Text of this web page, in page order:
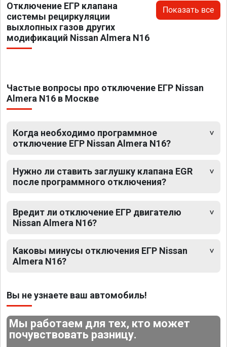
Отключение ЕГР клапана
системы рециркуляции
выхлопных газов других
модификаций Nissan Almera N16
Показать все
Частые вопросы про отключение ЕГР Nissan
Almera N16 в Москве
Когда необходимо программное
отключение ЕГР Nissan Almera N16?
Нужно ли ставить заглушку клапана EGR
после программного отключения?
Вредит ли отключение ЕГР двигателю
Nissan Almera N16?
Каковы минусы отключения ЕГР Nissan
Almera N16?
Вы не узнаете ваш автомобиль!
Мы работаем для тех, кто может
почувствовать разницу.